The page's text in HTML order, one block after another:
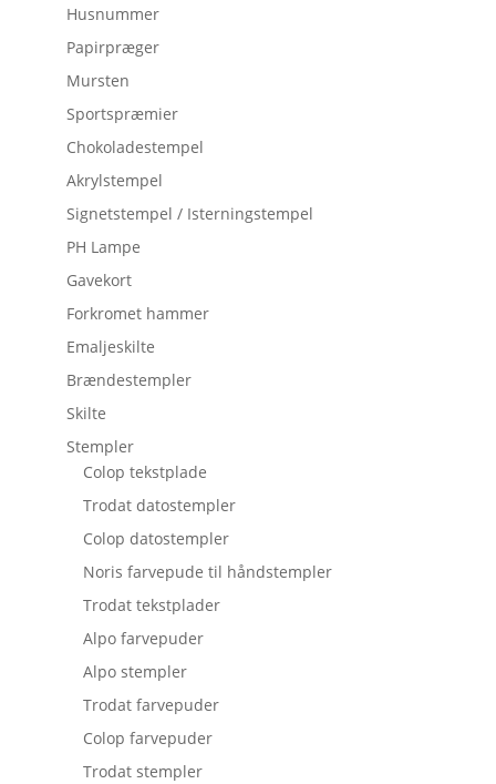
Husnummer
Papirpræger
Mursten
Sportspræmier
Chokoladestempel
Akrylstempel
Signetstempel / Isterningstempel
PH Lampe
Gavekort
Forkromet hammer
Emaljeskilte
Brændestempler
Skilte
Stempler
Colop tekstplade
Trodat datostempler
Colop datostempler
Noris farvepude til håndstempler
Trodat tekstplader
Alpo farvepuder
Alpo stempler
Trodat farvepuder
Colop farvepuder
Trodat stempler